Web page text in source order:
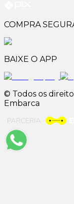
COMPRA
BAIXE O APP
© Todos os
Embarca